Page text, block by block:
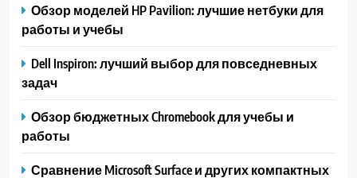
Обзор моделей HP Pavilion: лучшие нетбуки для
работы и учебы
Dell Inspiron: лучший выбор для повседневных
задач
Обзор бюджетных Chromebook для учебы и
работы
Сравнение Microsoft Surface и других компактных